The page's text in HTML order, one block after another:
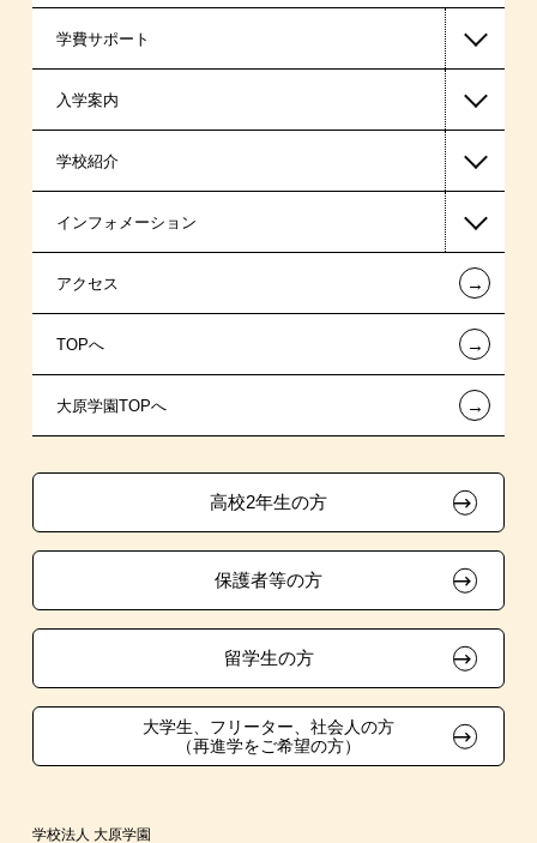
保育士・幼稚園教諭系
学費サポート
高等教育の修学支援新制度
日本学生支援機構の奨学金
国の教育ローン
提携教育ローン
新聞奨学生
保育士修学資金貸付制度
資格・クラブ活動による特待生制度
入学案内
一般入学
AO入学
指定校推薦入学
指定校自己推薦入学
特別推薦入学
生徒会活動推薦入学
在校生・卒業生紹介推薦入学
大学生・短期大学生特別入学
学費
短期大学との併修
学校紹介
在校生からあなたへ
夢を叶えた先輩たち
施設・研修所
学生寮・マンションのご案内
大原学園グループ案内
インフォメーション
お知らせ・新着情報
在校生へのお知らせ
各種証明書の発行ご希望の方
採用ご担当の方
アクセス ←
TOPへ ←
大原学園TOPへ ←
高校2年生の方
保護者等の方
留学生の方
大学生、フリーター、社会人の方
（再進学をご希望の方）
学校法人 大原学園